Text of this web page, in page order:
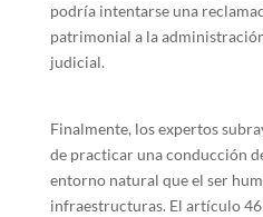
podría intentarse una
patrimonial a la
judicial.
Finalmente, los expertos
de practicar una conducción
entorno natural que el ser
infraestructuras. El artículo 46